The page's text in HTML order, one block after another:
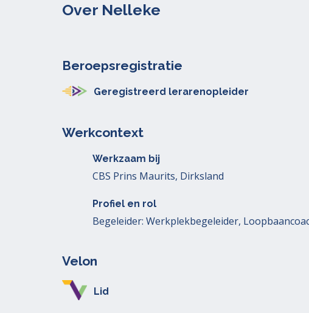
Over Nelleke
Beroepsregistratie
Geregistreerd lerarenopleider
Werkcontext
Werkzaam bij
CBS Prins Maurits, Dirksland
Profiel en rol
Begeleider: Werkplekbegeleider,
Velon
Lid